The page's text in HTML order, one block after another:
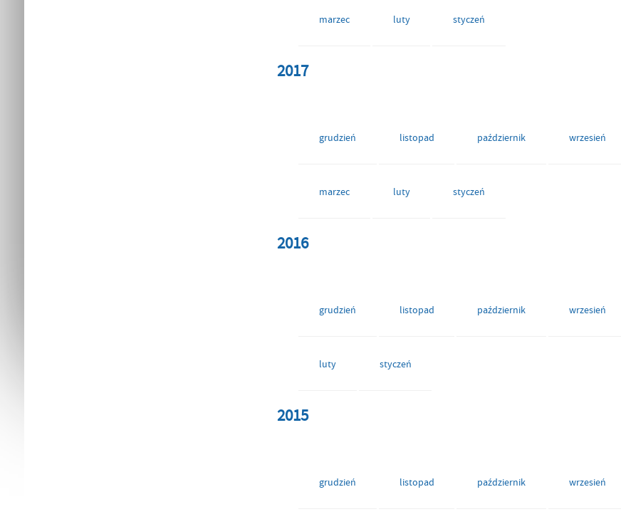
marzec luty styczeń
2017
grudzień listopad październik wrzesień
marzec luty styczeń
2016
grudzień listopad październik wrzesień
luty styczeń
2015
grudzień listopad październik wrzesień